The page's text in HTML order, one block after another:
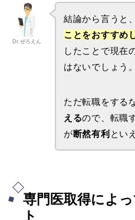
Dr.ぜろえん
結論から言うと、
ことをおすすめ
したことで現在
はないでしょう。
ただ転職をする
えるので、転職
が断然有利 とい
専門医取得によ
ト